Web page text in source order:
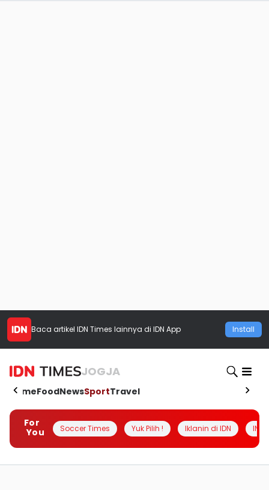
Baca artikel IDN Times lainnya di IDN App Install
JOGJA
HomeFoodNewsSportTravel
For
You
Soccer Times Yuk Pilih ! Iklanin di IDN